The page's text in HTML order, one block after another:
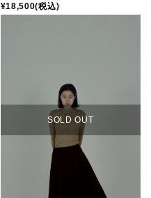
¥18,500(税込)
SOLD OUT